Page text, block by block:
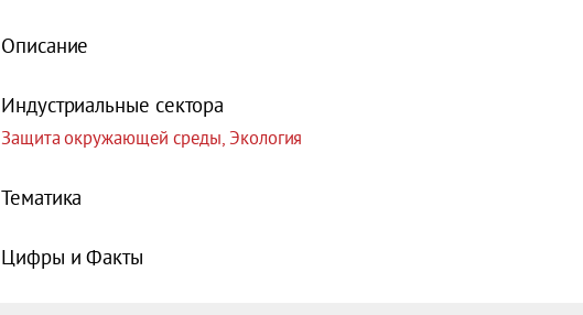
Описание
Индустриальные сектора
Защита окружающей среды, Экология
Тематика
Цифры и Факты